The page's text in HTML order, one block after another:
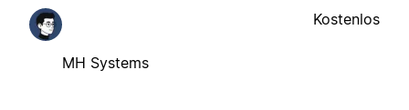
MH Systems
Kostenlos